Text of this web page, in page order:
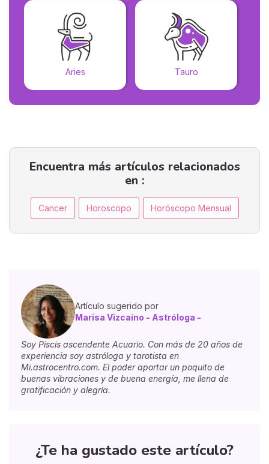
Aries Tauro
Encuentra más artículos relacionados
en :
Cancer Horoscopo Horóscopo Mensual
Artículo sugerido por
Marisa Vizcaíno - Astróloga -
Soy Piscis ascendente Acuario. Con más de 20 años de
experiencia soy astróloga y tarotista en
Mi.astrocentro.com. El poder aportar un poquito de
buenas vibraciones y de buena energía, me llena de
gratificación y alegría.
¿Te ha gustado este artículo?